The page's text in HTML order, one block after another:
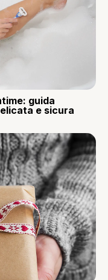
guida
e sicura